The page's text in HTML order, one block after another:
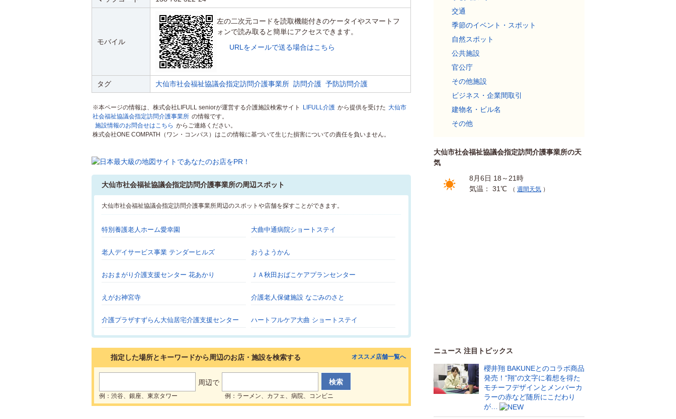
モバイル
左の二次元コードを読取機能付きのケータイやスマートフ
ォンで読み取ると簡単にアクセスできます。
URLをメールで送る場合はこちら
タグ 大仙市社会福祉協議会指定訪問介護事業所 訪問介護 予防訪問介護
※本ページの情報は、株式会社LIFULL seniorが運営する介護施設検索サイト LIFULL介護 から提供を受けた 大仙市
社会福祉協議会指定訪問介護事業所 の情報です。
施設情報のお問合せはこちら からご連絡ください。
株式会社ONE COMPATH（ワン・コンパス）はこの情報に基づいて生じた損害についての責任を負いません。
大仙市社会福祉協議会指定訪問介護事業所の周辺スポット
大仙市社会福祉協議会指定訪問介護事業所周辺のスポットや店舗を探すことができます。
特別養護老人ホーム愛幸園 大曲中通病院ショートステイ
老人デイサービス事業 テンダーヒルズ おうようかん
おおまがり介護支援センター 花あかり ＪＡ秋田おばこケアプランセンター
えがお神宮寺 介護老人保健施設 なごみのさと
介護プラザすずらん大仙居宅介護支援センター ハートフルケア大曲 ショートステイ
指定した場所とキーワードから周辺のお店・施設を検索する
周辺で
例：渋谷、銀座、東京タワー 例：ラーメン、カフェ、病院、コンビニ
オススメ店舗一覧へ
交通
季節のイベント・スポット
自然スポット
公共施設
官公庁
その他施設
ビジネス・企業間取引
建物名・ビル名
その他
大仙市社会福祉協議会指定訪問介護事業所の天
気
8月6日 18～21時
気温： 31℃
（ 週間天気 ）
ニュース 注目トピックス
櫻井翔 BAKUNEとのコラボ商品
発売！“翔”の文字に着想を得た
モチーフデザインとメンバーカ
ラーの赤など随所にこだわり
が…